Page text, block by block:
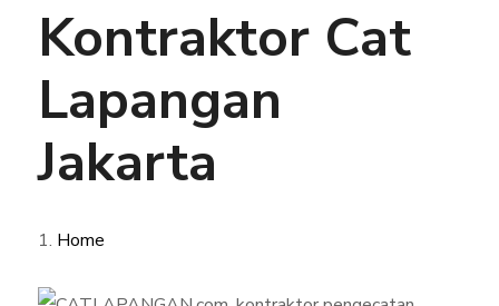
Kontraktor Cat
Lapangan
Jakarta
Home